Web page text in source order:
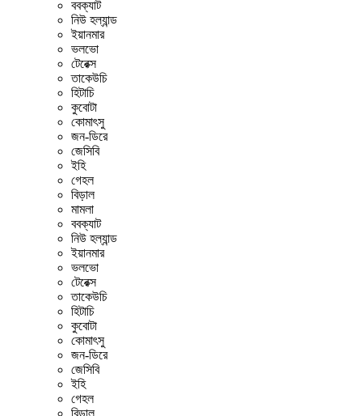
ববক্যাট
নিউ হল্যান্ড
ইয়ানমার
ভলভো
টেরেক্স
তাকেউচি
হিটাচি
কুবোটা
কোমাৎসু
জন-ডিরে
জেসিবি
ইহি
গেহল
বিড়াল
মামলা
ববক্যাট
নিউ হল্যান্ড
ইয়ানমার
ভলভো
টেরেক্স
তাকেউচি
হিটাচি
কুবোটা
কোমাৎসু
জন-ডিরে
জেসিবি
ইহি
গেহল
বিড়াল